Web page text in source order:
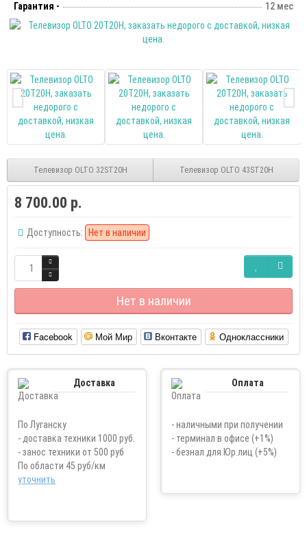
Гарантия -
12 мес
Телевизор OLTO 32ST20H Телевизор OLTO 43ST20H
8 700.00 р.
Доступность: Нет в наличии
Нет в наличии
Facebook Мой Мир Вконтакте Одноклассники
Доставка
По Луганску
- доставка техники 1000 руб.
- занос техники от 500 руб
По области 45 руб/км
уточнить
Оплата
- наличными при получении
- терминал в офисе (+1%)
- безнал для Юр.лиц (+5%)